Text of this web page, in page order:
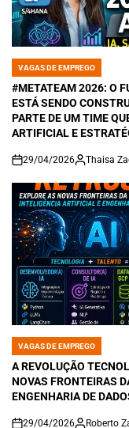
POSTED
IN
VAGAS DE EMPREGO
#METATEAM 2026: O
ESTÁ SENDO
PARTE DE UM TIME
ARTIFICIAL E
on
29/04/2026 Thaisa
POSTED
IN
VAGAS DE EMPREGO
A REVOLUÇÃO
NOVAS FRONTEIRAS
ENGENHARIA DE
29/04/2026 Roberto